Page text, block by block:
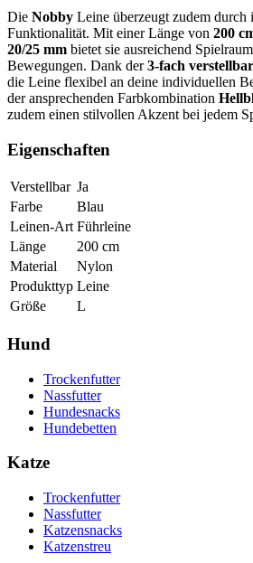
Die Nobby Leine überzeugt zudem durch
Funktionalität. Mit einer Länge von 200
20/25 mm bietet sie ausreichend
Bewegungen. Dank der3-fach
die Leine flexibel an deine individuellen
der ansprechenden Farbkombination
zudem einen stilvollen Akzent bei jedem
Eigenschaften
Verstellbar Ja
Farbe
Blau
Leinen-Art Führleine
Länge
200 cm
Material
Nylon
Produkttyp Leine
Größe
L
Hund
Trockenfutter
Nassfutter
Hundesnacks
Hundebetten
Katze
Trockenfutter
Nassfutter
Katzensnacks
Katzenstreu